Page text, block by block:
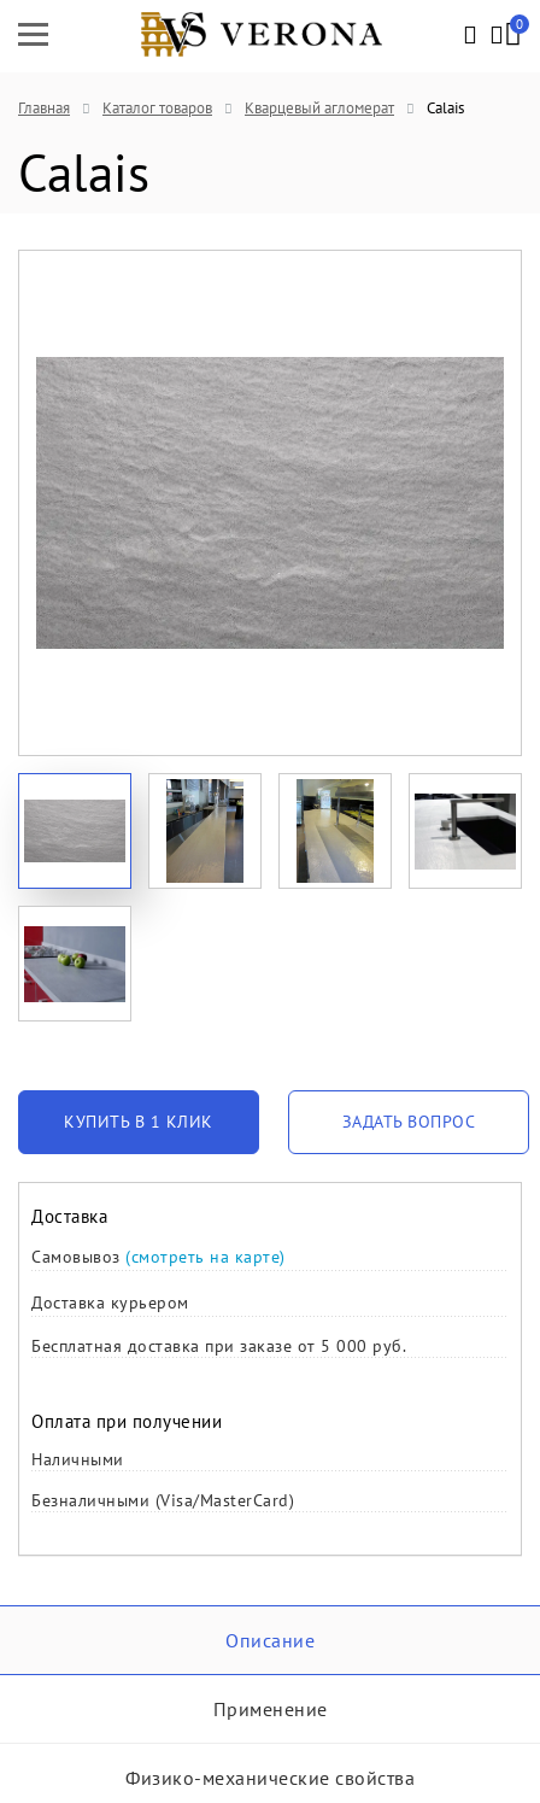
0
Главная Каталог товаров Кварцевый агломерат Calais
Calais
КУПИТЬ В 1 КЛИК ЗАДАТЬ ВОПРОС
Доставка
Самовывоз (смотреть на карте)
Доставка курьером
Бесплатная доставка при заказе от 5 000 руб.
Оплата при получении
Наличными
Безналичными (Visa/MasterCard)
Описание
Применение
Физико-механические свойства